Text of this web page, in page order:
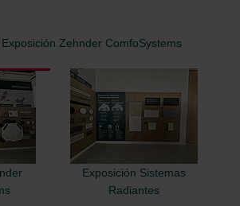
Exposición Sistemas Radiantes
Exposición Sistemas
Radiantes